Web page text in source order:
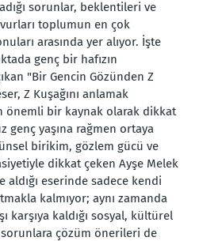
sorunlar, beklentileri ve
toplumun en çok
arasında yer alıyor. İşte
genç bir hafızın
"Bir Gencin Gözünden Z
Z Kuşağını anlamak
önemli bir kaynak olarak dikkat
genç yaşına rağmen ortaya
birikim, gözlem gücü ve
dikkat çeken Ayşe Melek
aldığı eserinde sadece kendi
kalmıyor; aynı zamanda
karşıya kaldığı sosyal, kültürel
çözüm önerileri de